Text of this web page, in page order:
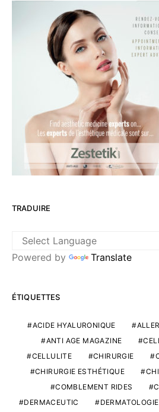
TRADUIRE
Powered by Translate
ÉTIQUETTES
ACIDE HYALURONIQUE
ANTI AGE MAGAZINE
CELLULITE
CHIRURGIE
CHIRURGIE ESTHÉTIQUE
COMBLEMENT RIDES
DERMACEUTIC
DERMATOLOGIE